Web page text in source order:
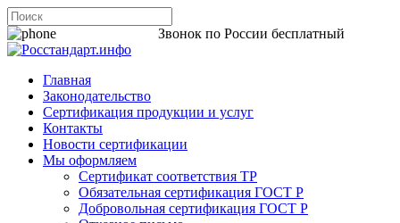
Звонок по России бесплатный
Главная
Законодательство
Сертификация продукции и услуг
Контакты
Новости сертификации
Мы оформляем
Сертификат соответствия ТР
Обязательная сертификация ГОСТ Р
Добровольная сертификация ГОСТ Р